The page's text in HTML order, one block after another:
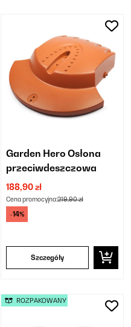
Garden Hero Osłona
przeciwdeszczowa
188,90 zł
Cena promocyjna:219,90 zł
-14%
Szczegóły
ROZPAKOWANY